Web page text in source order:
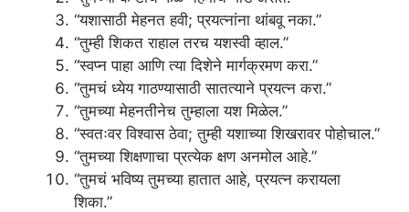
“यशासाठी मेहनत हवी; प्रयत्नांना थांबवू नका.”
“तुम्ही शिकत राहाल तरच यशस्वी व्हाल.”
“स्वप्न पाहा आणि त्या दिशेने मार्गक्रमण करा.”
“तुमचं ध्येय गाठण्यासाठी सातत्याने प्रयत्न करा.”
“तुमच्या मेहनतीनेच तुम्हाला यश मिळेल.”
“स्वतःवर विश्वास ठेवा; तुम्ही यशाच्या शिखरावर पोहोचाल.”
“तुमच्या शिक्षणाचा प्रत्येक क्षण अनमोल आहे.”
“तुमचं भविष्य तुमच्या हातात आहे, प्रयत्न करायला
शिका.”